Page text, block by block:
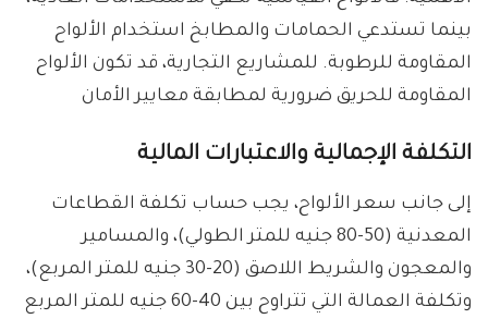
بينما تستدعي الحمامات والمطابخ استخدام الألواح
المقاومة للرطوبة. للمشاريع التجارية، قد تكون الألواح
المقاومة للحريق ضرورية لمطابقة معايير الأمان
التكلفة الإجمالية والاعتبارات المالية
إلى جانب سعر الألواح، يجب حساب تكلفة القطاعات
المعدنية (50-80 جنيه للمتر الطولي)، والمسامير
والمعجون والشريط اللاصق (20-30 جنيه للمتر المربع)،
وتكلفة العمالة التي تتراوح بين 40-60 جنيه للمتر المربع